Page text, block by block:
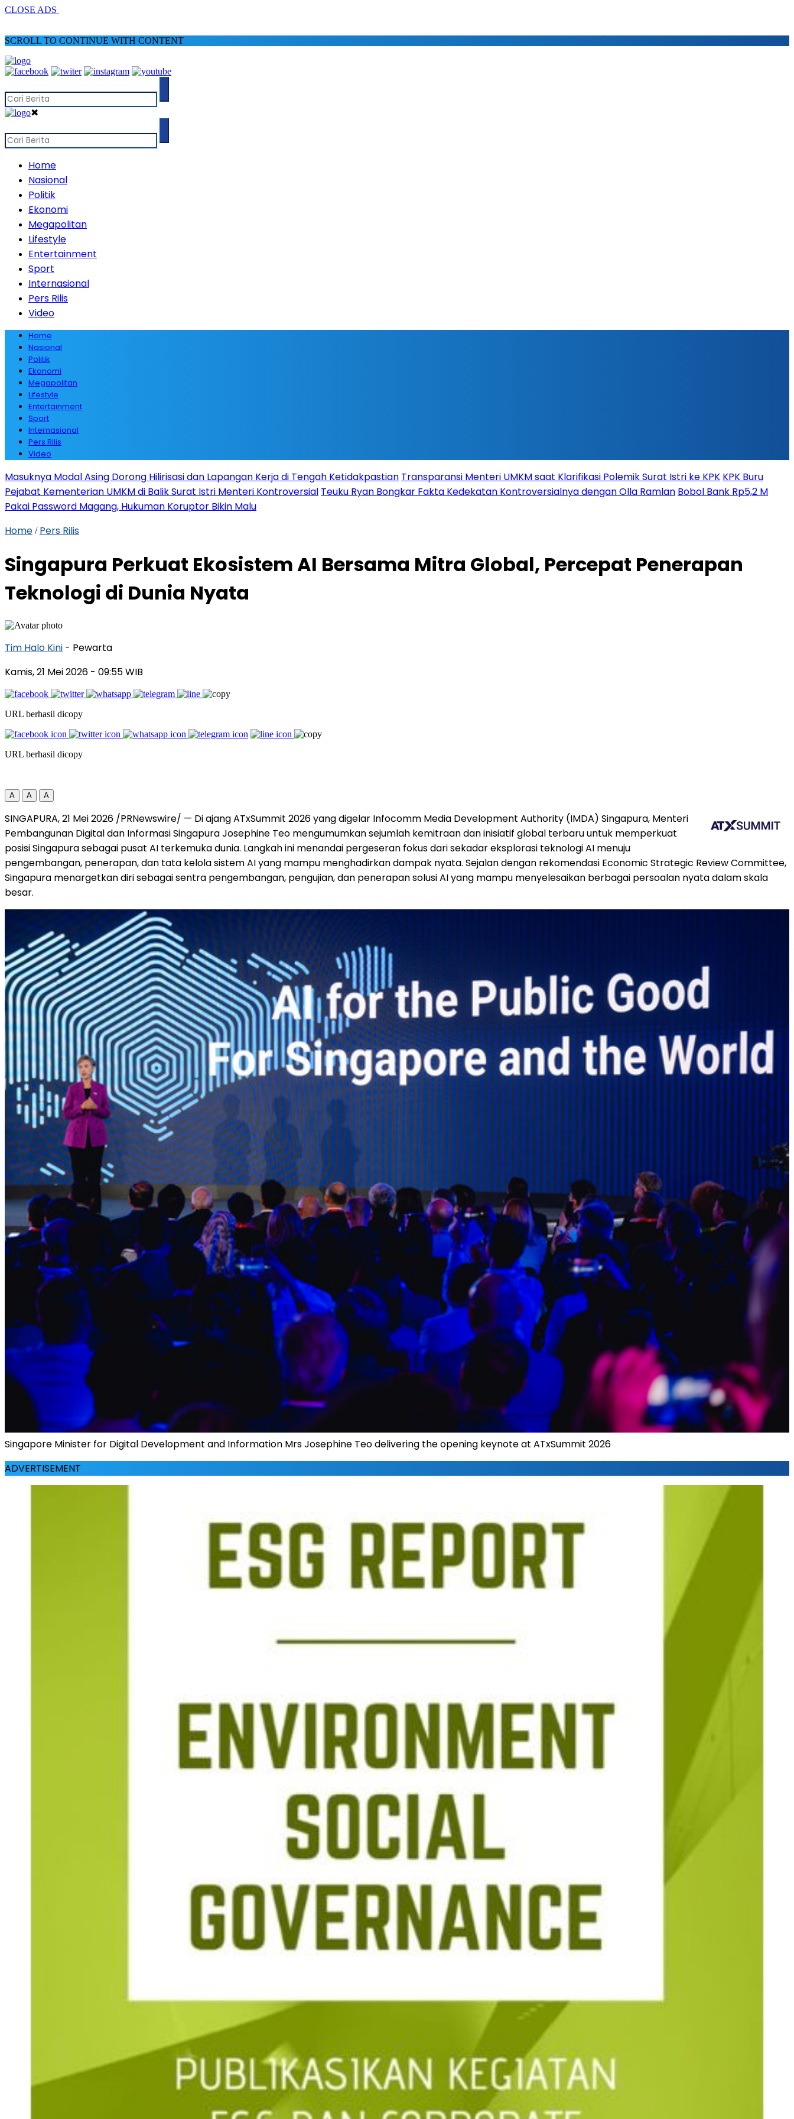
CLOSE ADS
SCROLL TO CONTINUE WITH CONTENT
✖
Home
Nasional
Politik
Ekonomi
Megapolitan
Lifestyle
Entertainment
Sport
Internasional
Pers Rilis
Video
Home
Nasional
Politik
Ekonomi
Megapolitan
Lifestyle
Entertainment
Sport
Internasional
Pers Rilis
Video
Masuknya Modal Asing Dorong Hilirisasi dan Lapangan Kerja di Tengah Ketidakpastian Transparansi Menteri UMKM saat Klarifikasi Polemik Surat Istri ke KPK KPK Buru
Pejabat Kementerian UMKM di Balik Surat Istri Menteri Kontroversial Teuku Ryan Bongkar Fakta Kedekatan Kontroversialnya dengan Olla Ramlan Bobol Bank Rp5,2 M
Pakai Password Magang, Hukuman Koruptor Bikin Malu
Home / Pers Rilis
Singapura Perkuat Ekosistem AI Bersama Mitra Global, Percepat Penerapan
Teknologi di Dunia Nyata
Tim Halo Kini - Pewarta
Kamis, 21 Mei 2026 - 09:55 WIB
URL berhasil dicopy
URL berhasil dicopy
A A A
SINGAPURA, 21 Mei 2026 /PRNewswire/ — Di ajang ATxSummit 2026 yang digelar Infocomm Media Development Authority (IMDA) Singapura, Menteri
Pembangunan Digital dan Informasi Singapura Josephine Teo mengumumkan sejumlah kemitraan dan inisiatif global terbaru untuk memperkuat
posisi Singapura sebagai pusat AI terkemuka dunia. Langkah ini menandai pergeseran fokus dari sekadar eksplorasi teknologi AI menuju
pengembangan, penerapan, dan tata kelola sistem AI yang mampu menghadirkan dampak nyata. Sejalan dengan rekomendasi Economic Strategic Review Committee,
Singapura menargetkan diri sebagai sentra pengembangan, pengujian, dan penerapan solusi AI yang mampu menyelesaikan berbagai persoalan nyata dalam skala
besar.
Singapore Minister for Digital Development and Information Mrs Josephine Teo delivering the opening keynote at ATxSummit 2026
ADVERTISEMENT